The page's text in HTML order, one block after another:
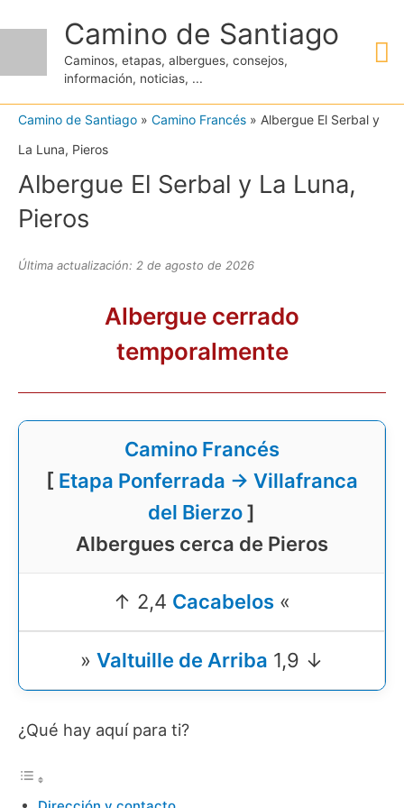
contenido
Camino de Santiago
Caminos, etapas, albergues, consejos,
información, noticias, ...
Camino de Santiago » Camino Francés » Albergue El Serbal y
La Luna, Pieros
Albergue El Serbal y La Luna,
Pieros
Última actualización: 2 de agosto de 2026
Albergue cerrado
temporalmente
Camino Francés
[ Etapa Ponferrada → Villafranca
del Bierzo]
Albergues cerca de Pieros
↑ 2,4 Cacabelos «
» Valtuille de Arriba 1,9 ↓
¿Qué hay aquí para ti?